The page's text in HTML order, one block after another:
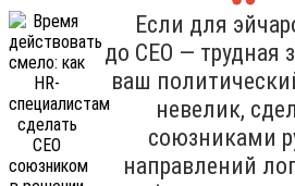
Если для
до CEO — трудная
ваш
невелик,
союзниками
направлений